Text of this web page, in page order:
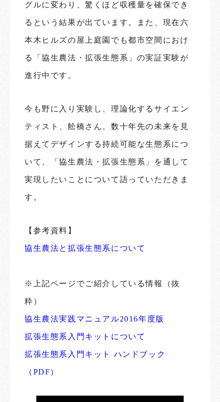
グルに変わり、驚くほど収穫量を確保でき
るという結果が出ています。また、現在六
本木ヒルズの屋上庭園でも都市空間におけ
る「協生農法・拡張生態系」の実証実験が
進行中です。
今も野に入り実験し、理論化するサイエン
ティスト、舩橋さん。数十年先の未来を見
据えてデザインする持続可能な生態系につ
いて、「協生農法・拡張生態系」を通して
実現したいことについて語っていただきま
す。
【参考資料】
協生農法と拡張生態系について
※上記ページでご紹介している情報（抜
粋）
協生農法実践マニュアル2016年度版
拡張生態系入門キットについて
拡張生態系入門キット ハンドブック
（PDF）